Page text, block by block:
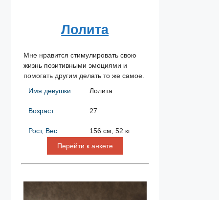
Лолита
Мне нравится стимулировать свою
жизнь позитивными эмоциями и
помогать другим делать то же самое.
Имя девушки
Лолита
Возраст 27
Рост, Вес
156 см, 52 кг
Перейти к анкете